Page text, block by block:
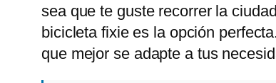
sea que te guste recorrer la
bicicleta fixie es la opción
que mejor se adapte a tus